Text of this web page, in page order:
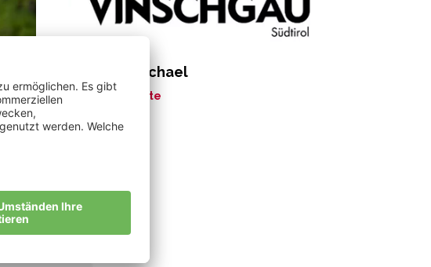
Perkmann Michael
Meine Geschichte